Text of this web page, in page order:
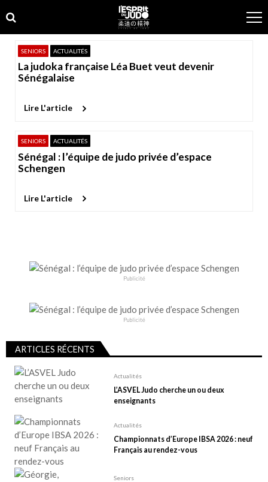
to
navigation
to
content
SENIORS ACTUALITÉS
La judoka française Léa Buet veut devenir
Sénégalaise
Lire L'article
SENIORS ACTUALITÉS
Sénégal : l’équipe de judo privée d’espace
Schengen
Lire L'article
Publicité
Publicité
ARTICLES RÉCENTS
Actualités
L’ASVEL Judo cherche un ou deux
enseignants
Actualités
Championnats d’Europe IBSA 2026 : neuf
Français au rendez-vous
Seniors